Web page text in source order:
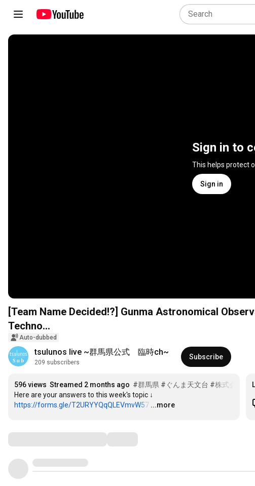
Sign in to
This helps protect
Sign in
[Team Name Decided!?] Gunma Astronomical
Techno...
Auto-dubbed
tsulunos live ~群馬県公式　臨時ch~
209 subscribers
Subscribe
596 views Streamed 2 months ago #群馬県 #ぐんま天文台 #株式会社キ
https://forms.gle/T2URYYQqQLEVmvW57 …
...more